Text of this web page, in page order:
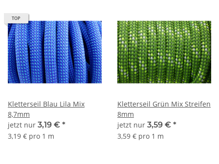
TOP
Kletterseil Blau Lila Mix
8,7mm
jetzt nur 3,19 € *
3,19 € pro 1 m
Kletterseil Grün Mix Streifen
8mm
jetzt nur 3,59 € *
3,59 € pro 1 m